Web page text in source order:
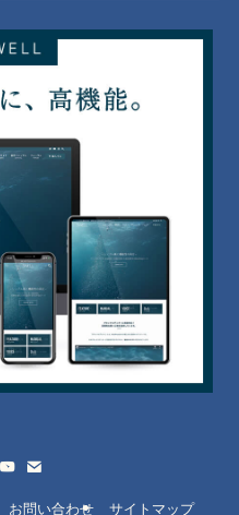
お問い合わせ サイトマップ